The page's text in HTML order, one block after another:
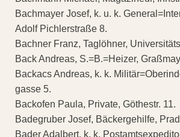
Bachmayer Josef, k. u. k.
Adolf Pichlerstraße 8.
Bachner Franz, Taglöhner,
Back Andreas, S.=B.=Heizer,
Backacs Andreas, k. k.
gasse 5.
Backofen Paula, Private, Göthestr. 11.
Badegruber Josef, Bäckergehilfe,
Bader Adalbert, k. k.